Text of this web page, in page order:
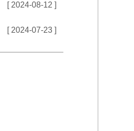
[ 2024-08-12 ]
[ 2024-07-23 ]